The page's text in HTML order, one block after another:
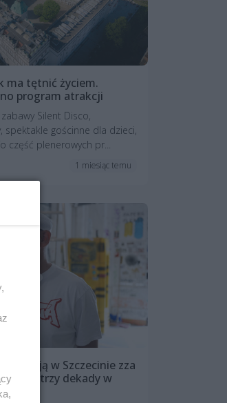
ma tętnić życiem.
program atrakcji
Silent Disco,
spektakle gościnne dla dzieci,
część plenerowych pr...
1 miesiąc temu
w Szczecinie zza
„trzy dekady w